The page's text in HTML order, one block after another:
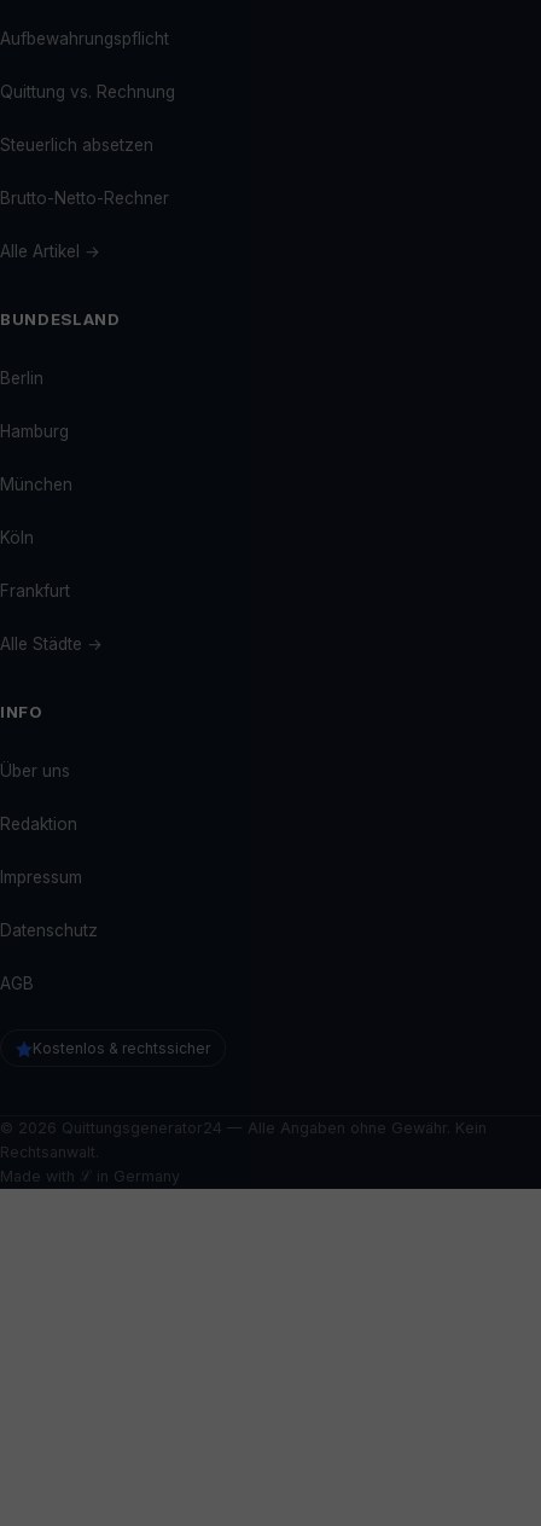
Aufbewahrungspflicht
Quittung vs. Rechnung
Steuerlich absetzen
Brutto-Netto-Rechner
Alle Artikel →
BUNDESLAND
Berlin
Hamburg
München
Köln
Frankfurt
Alle Städte →
INFO
Über uns
Redaktion
Impressum
Datenschutz
AGB
Kostenlos & rechtssicher
© 2026 Quittungsgenerator24 — Alle Angaben ohne Gewähr. Kein
Rechtsanwalt.
Made with ℒ in Germany